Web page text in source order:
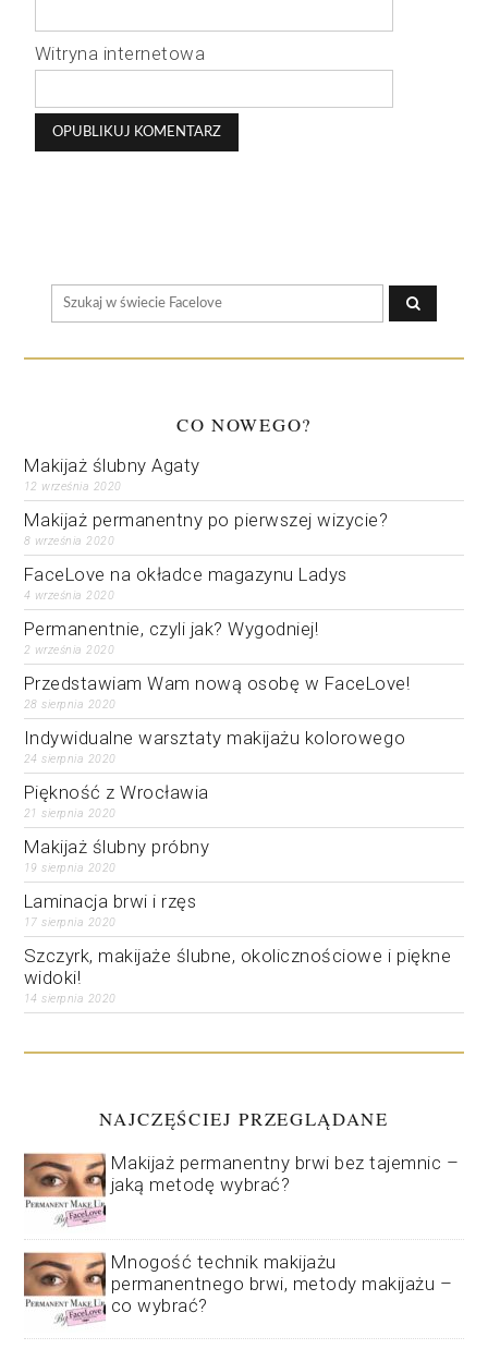
Witryna internetowa
CO NOWEGO?
Makijaż ślubny Agaty
12 września 2020
Makijaż permanentny po pierwszej wizycie?
8 września 2020
FaceLove na okładce magazynu Ladys
4 września 2020
Permanentnie, czyli jak? Wygodniej!
2 września 2020
Przedstawiam Wam nową osobę w FaceLove!
28 sierpnia 2020
Indywidualne warsztaty makijażu kolorowego
24 sierpnia 2020
Piękność z Wrocławia
21 sierpnia 2020
Makijaż ślubny próbny
19 sierpnia 2020
Laminacja brwi i rzęs
17 sierpnia 2020
Szczyrk, makijaże ślubne, okolicznościowe i piękne
widoki!
14 sierpnia 2020
NAJCZĘŚCIEJ PRZEGLĄDANE
Makijaż permanentny brwi bez tajemnic –
jaką metodę wybrać?
Mnogość technik makijażu
permanentnego brwi, metody makijażu –
co wybrać?